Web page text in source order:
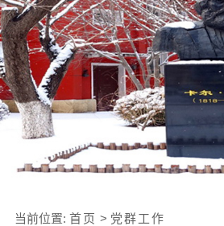
当前位置: 首页 > 党群工作